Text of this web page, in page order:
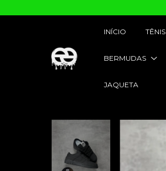
INÍCIO TÊNIS
BERMUDAS
JAQUETA